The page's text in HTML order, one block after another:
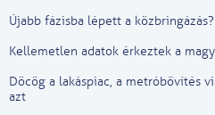
Újabb fázisba lépett a közbringázás?
Kellemetlen adatok érkeztek a
Döcög a lakáspiac, a metróbővítés
azt